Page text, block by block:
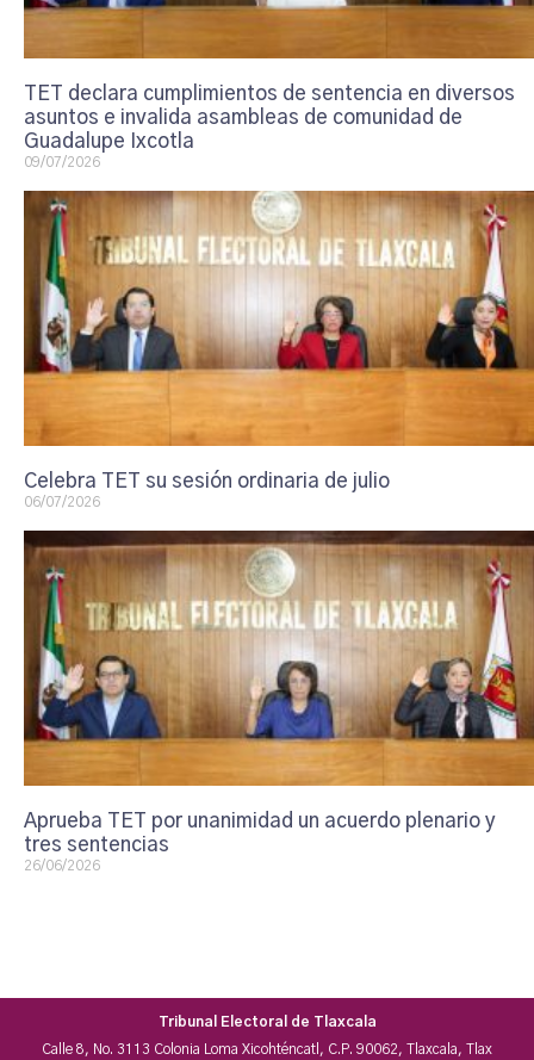
TET declara cumplimientos de sentencia en diversos
asuntos e invalida asambleas de comunidad de
Guadalupe Ixcotla
09/07/2026
Celebra TET su sesión ordinaria de julio
06/07/2026
Aprueba TET por unanimidad un acuerdo plenario y
tres sentencias
26/06/2026
Tribunal Electoral de Tlaxcala
Calle 8, No. 3113 Colonia Loma Xicohténcatl, C.P. 90062, Tlaxcala, Tlax